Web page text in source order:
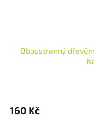
Oboustranný
160 Kč